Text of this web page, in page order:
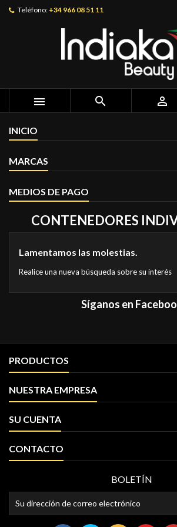
Teléfono: +34 966 08 51 11
  
INICIO
MARCAS
MEDIOS DE PAGO
CONTENEDORES
Lamentamos las molestias.
Realice una nueva búsqueda sobre su interés
Síganos en
PRODUCTOS
NUESTRA EMPRESA
SU CUENTA
CONTACTO
BOLETÍN